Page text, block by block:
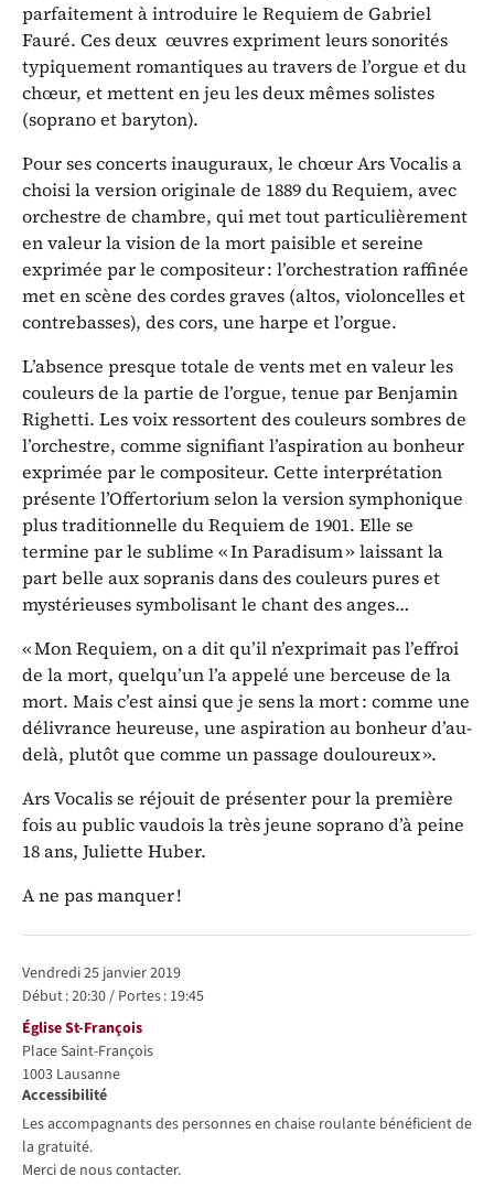
parfaitement à introduire le Requiem de Gabriel
Fauré. Ces deux œuvres expriment leurs sonorités
typiquement romantiques au travers de l’orgue et du
chœur, et mettent en jeu les deux mêmes solistes
(soprano et baryton).
Pour ses concerts inauguraux, le chœur Ars Vocalis a
choisi la version originale de 1889 du Requiem, avec
orchestre de chambre, qui met tout particulièrement
en valeur la vision de la mort paisible et sereine
exprimée par le compositeur : l’orchestration raffinée
met en scène des cordes graves (altos, violoncelles et
contrebasses), des cors, une harpe et l’orgue.
L’absence presque totale de vents met en valeur les
couleurs de la partie de l’orgue, tenue par Benjamin
Righetti. Les voix ressortent des couleurs sombres de
l’orchestre, comme signifiant l’aspiration au bonheur
exprimée par le compositeur. Cette interprétation
présente l’Offertorium selon la version symphonique
plus traditionnelle du Requiem de 1901. Elle se
termine par le sublime « In Paradisum » laissant la
part belle aux sopranis dans des couleurs pures et
mystérieuses symbolisant le chant des anges…
« Mon Requiem, on a dit qu’il n’exprimait pas l’effroi
de la mort, quelqu’un l’a appelé une berceuse de la
mort. Mais c’est ainsi que je sens la mort : comme une
délivrance heureuse, une aspiration au bonheur d’au-
delà, plutôt que comme un passage douloureux ».
Ars Vocalis se réjouit de présenter pour la première
fois au public vaudois la très jeune soprano d’à peine
18 ans, Juliette Huber.
A ne pas manquer !
vendredi 25 janvier 2019
Début :20:30/ Portes : 19:45
Lieu
Église St-François
Place Saint-François
1003 Lausanne
Accessibilité
Les accompagnants des personnes en chaise roulante bénéficient de
la gratuité.
Merci de nous contacter.